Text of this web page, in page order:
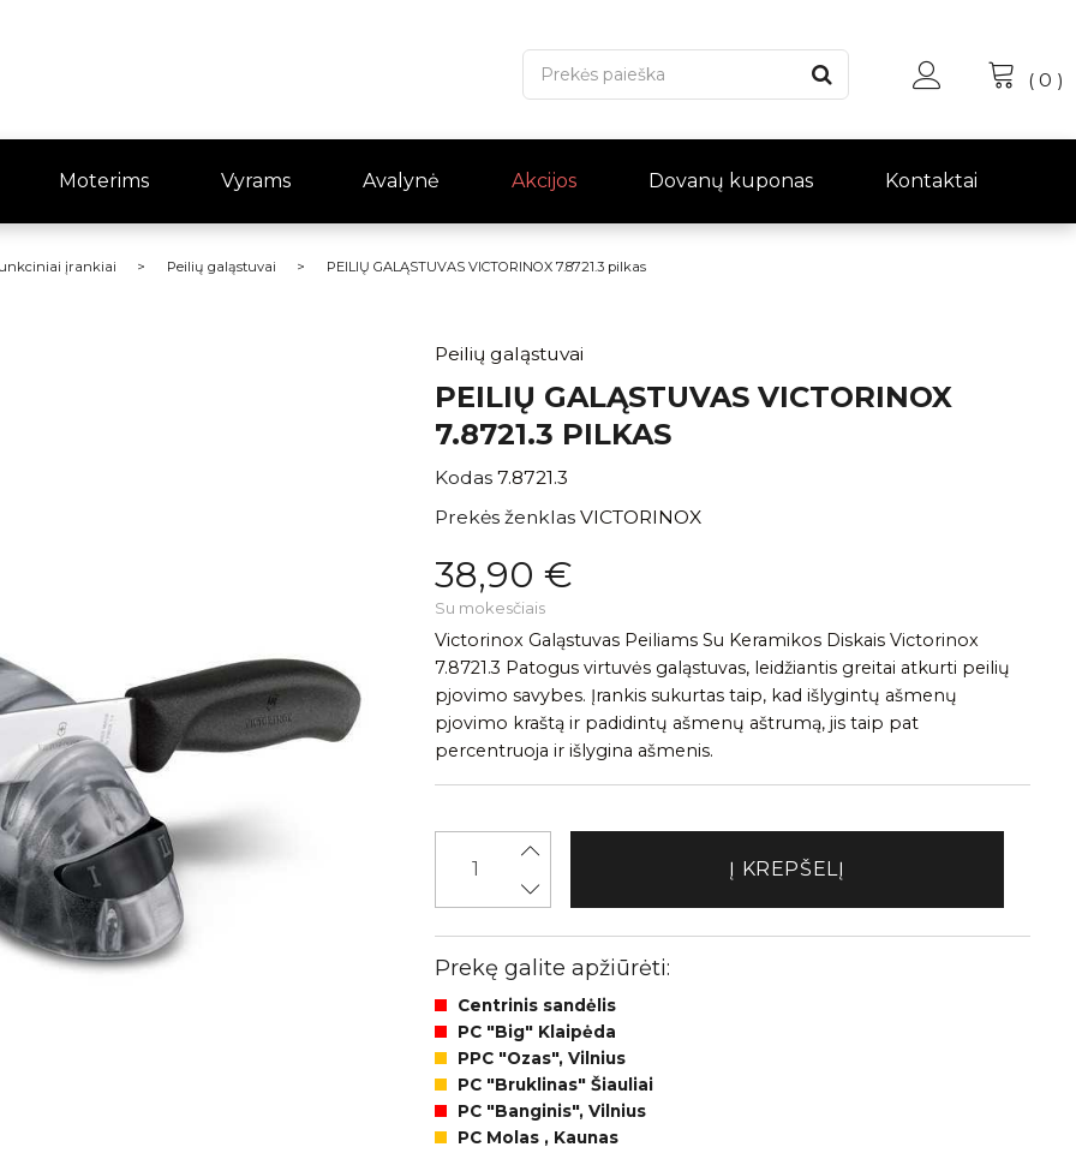
( 0 )
Moterims Vyrams Avalynė Akcijos Dovanų kuponas Kontaktai
įrankiai Peilių galąstuvai PEILIŲ GALĄSTUVAS VICTORINOX 7.8721.3 pilkas
Peilių galąstuvai
PEILIŲ GALĄSTUVAS VICTORINOX
7.8721.3 PILKAS
Kodas 7.8721.3
Prekės ženklas VICTORINOX
38,90 €
Su mokesčiais
Victorinox Galąstuvas Peiliams Su Keramikos Diskais Victorinox
7.8721.3 Patogus virtuvės galąstuvas, leidžiantis greitai atkurti peilių
pjovimo savybes. Įrankis sukurtas taip, kad išlygintų ašmenų
pjovimo kraštą ir padidintų ašmenų aštrumą, jis taip pat
percentruoja ir išlygina ašmenis.
Į KREPŠELĮ
Prekę galite apžiūrėti:
Centrinis sandėlis
PC "Big" Klaipėda
PPC "Ozas", Vilnius
PC "Bruklinas" Šiauliai
PC "Banginis", Vilnius
PC Molas , Kaunas